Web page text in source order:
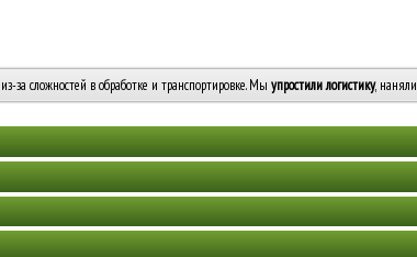
за сложностей в обработке и транспортировке. Мы упростили логистику, наняли